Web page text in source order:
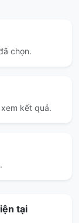
chọn.
kết quả.
tại